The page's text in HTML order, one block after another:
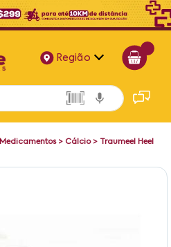
Região
Alagoas
Bahia
Medicamentos> Cálcio> Traumeel Heel